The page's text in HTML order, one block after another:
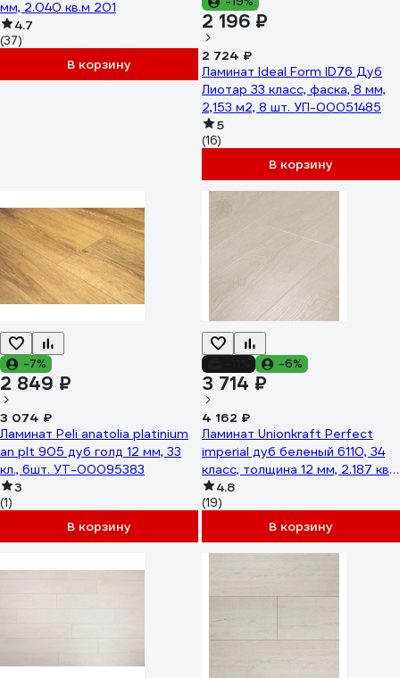
мм, 2.040 кв.м 201
4.7
(37)
В корзину
2 196 ₽
2 724 ₽
Ламинат Ideal Form ID76 Дуб
Лиотар 33 класс, фаска, 8 мм,
2,153 м2, 8 шт. УП-00051485
5
(16)
В корзину
-7%
2 849 ₽
3 074 ₽
Ламинат Peli anatolia platinium
an plt 905 дуб голд 12 мм, 33
кл., 6шт. УТ-00095383
3
(1)
В корзину
-6%
3 714 ₽
4 162 ₽
Ламинат Unionkraft Perfect
imperial дуб беленый 6110, 34
класс, толщина 12 мм, 2.187 кв.
м 01562
4.8
(19)
В корзину